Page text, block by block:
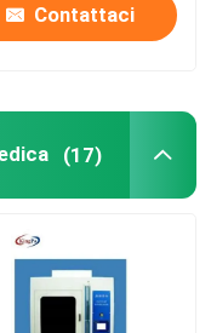
Contattaci
(17)